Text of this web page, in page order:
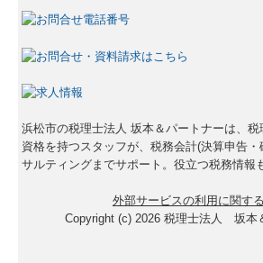
インボイス解説動画
海外進出支援
進出ステップと支援体制
海外進出の鍵
検討すべき項目
浜松市の税理士法人 坂本＆パートナーは、
資格を持つスタッフが、税務会計(決算申告
サルティングまでサポート。役立つ税務情報
外部サービスの利用に関す
Copyright (c) 2026 税理士法人 坂本